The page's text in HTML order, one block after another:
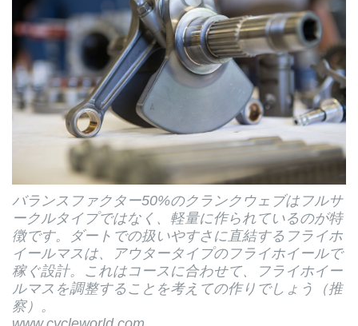
バランスファクター50%のクランクウェブはフルサ
ークルタイプではなく、軽量に作られているのが特
徴です。ダートでの扱いやすさに直結するフライホ
イールマスは、アウタータイプのフライホイールで
稼ぐ設計。これはコースに合わせて、フライホイー
ルマスを調整することを考えての作りでしょう（推
察）。